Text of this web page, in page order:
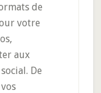
de
votre
aux
De